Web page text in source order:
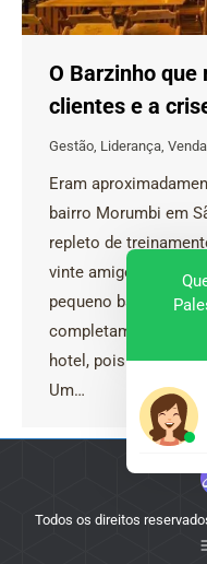
O Barzinho que
clientes e a
Gestão Liderança
Eram
bairro Morumbi em
repleto de
vinte amigos
pequeno barzinho
completamente o
hotel, pois
Um…
Todos os direitos